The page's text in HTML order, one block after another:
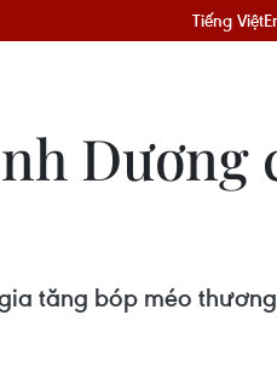
Tiếng Việt
Dương
tăng bóp méo